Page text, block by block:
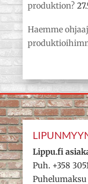
produktion?
Haemme
Lippu.fi
Puh. +358